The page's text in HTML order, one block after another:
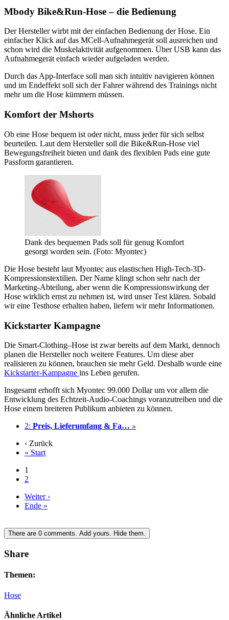
Mbody Bike&Run-Hose – die Bedienung
Der Hersteller wirbt mit der einfachen Bedienung der Hose. Ein
einfacher Klick auf das MCell-Aufnahmegerät soll ausreichen und
schon wird die Muskelaktivität aufgenommen. Über USB kann das
Aufnahmegerät einfach wieder aufgeladen werden.
Durch das App-Interface soll man sich intuitiv navigieren können
und im Endeffekt soll sich der Fahrer während des Trainings nicht
mehr um die Hose kümmern müssen.
Komfort der Mshorts
Ob eine Hose bequem ist oder nicht, muss jeder für sich selbst
beurteilen. Laut dem Hersteller soll die Bike&Run-Hose viel
Bewegungsfreiheit bieten und dank des flexiblen Pads eine gute
Passform garantieren.
Dank des bequemen Pads soll für genug Komfort
gesorgt worden sein. (Foto: Myontec)
Die Hose besteht laut Myontec aus elastischen High-Tech-3D-
Kompressionstextilien. Der Name klingt schon sehr nach der
Marketing-Abteilung, aber wenn die Kompressionswirkung der
Hose wirklich ernst zu nehmen ist, wird unser Test klären. Sobald
wir eine Testhose erhalten haben, liefern wir mehr Informationen.
Kickstarter Kampagne
Die Smart-Clothing–Hose ist zwar bereits auf dem Markt, dennoch
planen die Hersteller noch weitere Features. Um diese aber
realisieren zu können, brauchen sie mehr Geld. Deshalb wurde eine
Kickstarter-Kampagne ins Leben gerufen.
Insgesamt erhofft sich Myontec 99.000 Dollar um vor allem die
Entwicklung des Echtzeit-Audio-Coachings voranzutreiben und die
Hose einem breiteren Publikum anbieten zu können.
2: Preis, Lieferumfang & Fa… »
‹ Zurück
« Start
1
2
Weiter ›
Ende »
There are 0 comments. Add yours. Hide them.
Share
Themen:
Hose
Ähnliche Artikel